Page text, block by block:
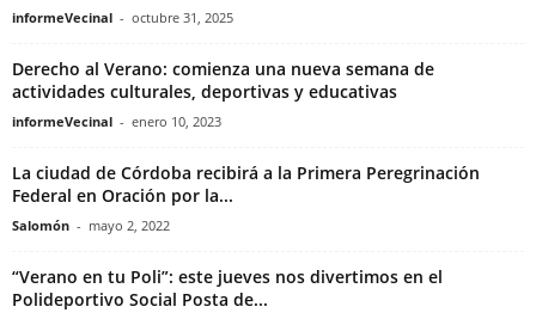
informeVecinal - octubre 31, 2025
Derecho al Verano: comienza una nueva semana de
actividades culturales, deportivas y educativas
informeVecinal - enero 10, 2023
La ciudad de Córdoba recibirá a la Primera Peregrinación
Federal en Oración por la...
Salomón - mayo 2, 2022
“Verano en tu Poli”: este jueves nos divertimos en el
Polideportivo Social Posta de...